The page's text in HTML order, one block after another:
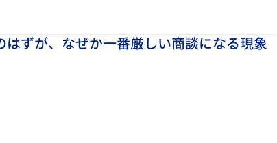
はずが、なぜか一番厳しい商談になる現象